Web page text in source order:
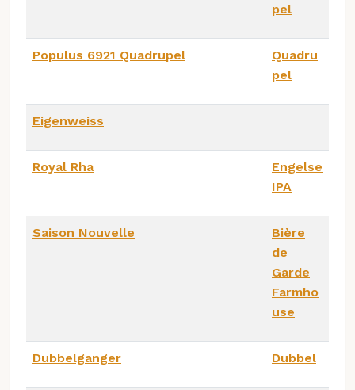
pel
Populus 6921 Quadrupel
Quadru
pel
Eigenweiss
Royal Rha
Engelse
IPA
Saison Nouvelle
Bière
de
Garde
Farmho
use
Dubbelganger Dubbel